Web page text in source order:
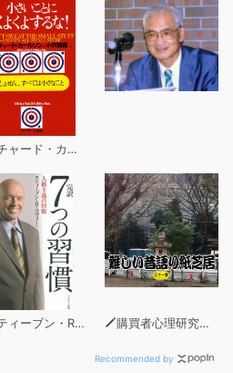
ード・カールソン
ーブン・R・コヴィー 購買者心理研究所 株式会社モデンナ 顧問 青木幹和
Recommended by